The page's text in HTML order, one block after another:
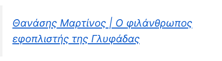
Θανάσης Μαρτίνος | Ο φιλάνθρωπος
εφοπλιστής της Γλυφάδας